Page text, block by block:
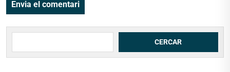
CERCAR